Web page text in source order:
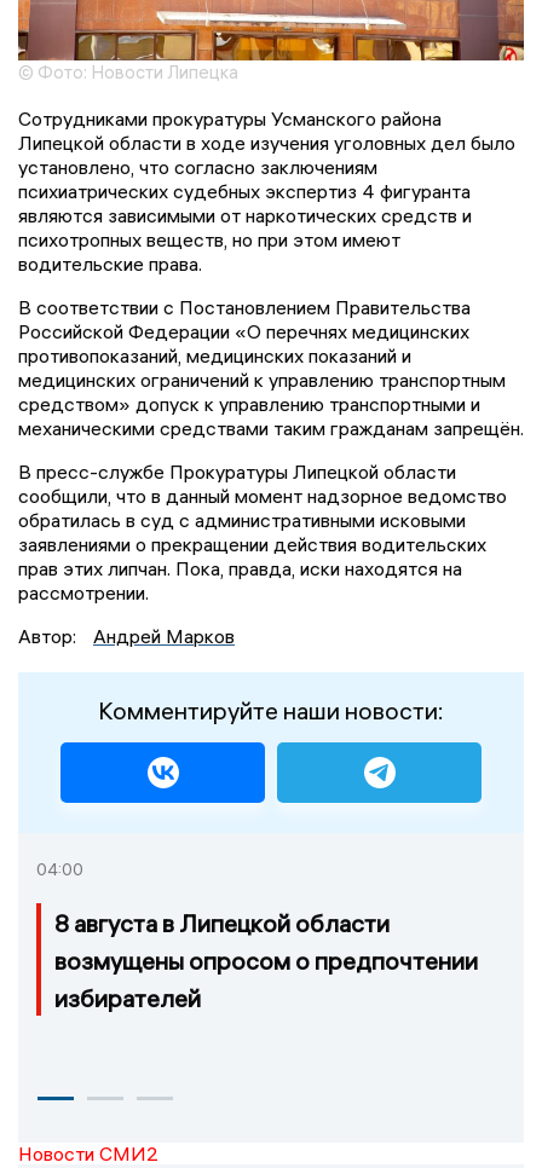
© Фото: Новости Липецка
Сотрудниками прокуратуры Усманского района
Липецкой области в ходе изучения уголовных дел было
установлено, что согласно заключениям
психиатрических судебных экспертиз 4 фигуранта
являются зависимыми от наркотических средств и
психотропных веществ, но при этом имеют
водительские права.
В соответствии с Постановлением Правительства
Российской Федерации «О перечнях медицинских
противопоказаний, медицинских показаний и
медицинских ограничений к управлению транспортным
средством» допуск к управлению транспортными и
механическими средствами таким гражданам запрещён.
В пресс-службе Прокуратуры Липецкой области
сообщили, что в данный момент надзорное ведомство
обратилась в суд с административными исковыми
заявлениями о прекращении действия водительских
прав этих липчан. Пока, правда, иски находятся на
рассмотрении.
Автор:
Андрей Марков
Комментируйте наши новости:
04:00
8 августа в Липецкой области
возмущены опросом о предпочтении
избирателей
Новости СМИ2